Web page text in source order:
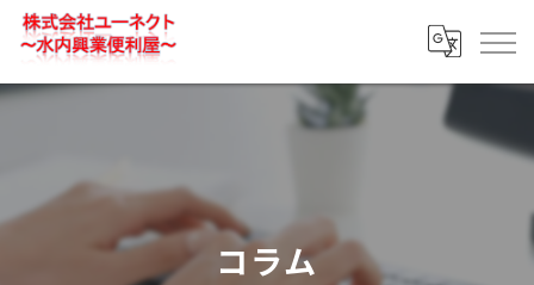
コラム